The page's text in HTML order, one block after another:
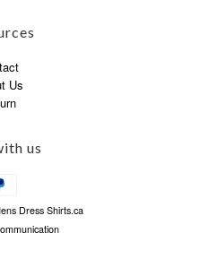
Us
us
Dress Shirts.ca